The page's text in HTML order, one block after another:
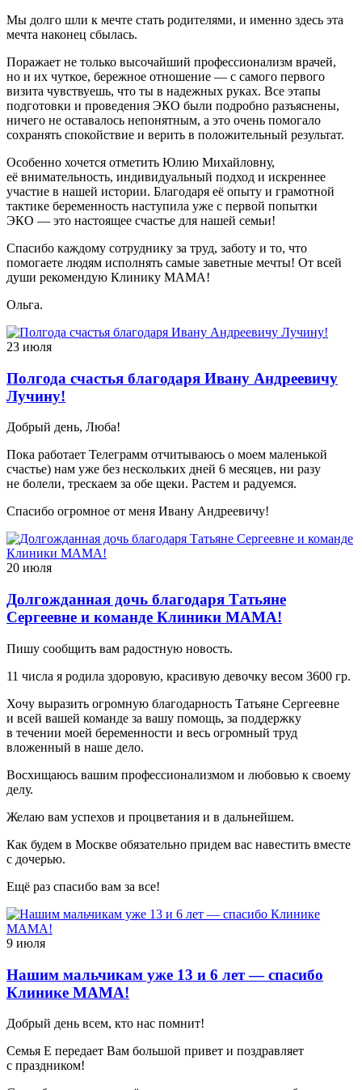
Мы долго шли к мечте стать родителями, и именно здесь эта
мечта наконец сбылась.
Поражает не только высочайший профессионализм врачей,
но и их чуткое, бережное отношение — с самого первого
визита чувствуешь, что ты в надежных руках. Все этапы
подготовки и проведения ЭКО были подробно разъяснены,
ничего не оставалось непонятным, а это очень помогало
сохранять спокойствие и верить в положительный результат.
Особенно хочется отметить Юлию Михайловну,
её внимательность, индивидуальный подход и искреннее
участие в нашей истории. Благодаря её опыту и грамотной
тактике беременность наступила уже с первой попытки
ЭКО — это настоящее счастье для нашей семьи!
Спасибо каждому сотруднику за труд, заботу и то, что
помогаете людям исполнять самые заветные мечты! От всей
души рекомендую Клинику МАМА!
Ольга.
23 июля
Полгода счастья благодаря Ивану Андреевичу
Лучину!
Добрый день, Люба!
Пока работает Телеграмм отчитываюсь о моем маленькой
счастье) нам уже без нескольких дней 6 месяцев, ни разу
не болели, трескаем за обе щеки. Растем и радуемся.
Спасибо огромное от меня Ивану Андреевичу!
20 июля
Долгожданная дочь благодаря Татьяне
Сергеевне и команде Клиники МАМА!
Пишу сообщить вам радостную новость.
11 числа я родила здоровую, красивую девочку весом 3600 гр.
Хочу выразить огромную благодарность Татьяне Сергеевне
и всей вашей команде за вашу помощь, за поддержку
в течении моей беременности и весь огромный труд
вложенный в наше дело.
Восхищаюсь вашим профессионализмом и любовью к своему
делу.
Желаю вам успехов и процветания и в дальнейшем.
Как будем в Москве обязательно придем вас навестить вместе
с дочерью.
Ещё раз спасибо вам за все!
9 июля
Нашим мальчикам уже 13 и 6 лет — спасибо
Клинике МАМА!
Добрый день всем, кто нас помнит!
Семья Е передает Вам большой привет и поздравляет
с праздником!